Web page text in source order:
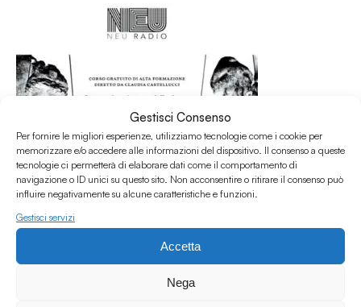
Gestisci Consenso
Per fornire le migliori esperienze, utilizziamo tecnologie come i cookie per
memorizzare e/o accedere alle informazioni del dispositivo. Il consenso a queste
tecnologie ci permetterà di elaborare dati come il comportamento di
navigazione o ID unici su questo sito. Non acconsentire o ritirare il consenso può
influire negativamente su alcune caratteristiche e funzioni.
Gestisci servizi
Accetta
Nega
Intervista a Claudia Castellucci per il Corso
d'Alta Formazione Societas